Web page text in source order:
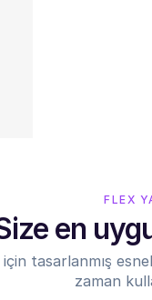
FLEX
en
tasarlanmış
zaman